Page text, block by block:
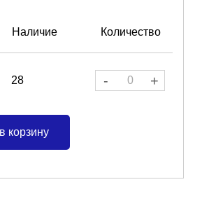
Наличие Количество
28 - +
корзину